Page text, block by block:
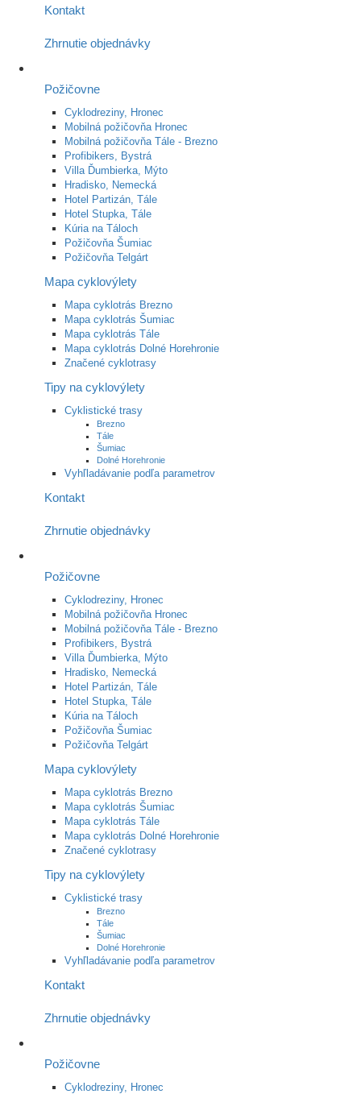
Kontakt
Zhrnutie objednávky
Požičovne
Cyklodreziny, Hronec
Mobilná požičovňa Hronec
Mobilná požičovňa Tále - Brezno
Profibikers, Bystrá
Villa Ďumbierka, Mýto
Hradisko, Nemecká
Hotel Partizán, Tále
Hotel Stupka, Tále
Kúria na Táloch
Požičovňa Šumiac
Požičovňa Telgárt
Mapa cyklovýlety
Mapa cyklotrás Brezno
Mapa cyklotrás Šumiac
Mapa cyklotrás Tále
Mapa cyklotrás Dolné Horehronie
Značené cyklotrasy
Tipy na cyklovýlety
Cyklistické trasy
Brezno
Tále
Šumiac
Dolné Horehronie
Vyhľladávanie podľa parametrov
Kontakt
Zhrnutie objednávky
Požičovne
Cyklodreziny, Hronec
Mobilná požičovňa Hronec
Mobilná požičovňa Tále - Brezno
Profibikers, Bystrá
Villa Ďumbierka, Mýto
Hradisko, Nemecká
Hotel Partizán, Tále
Hotel Stupka, Tále
Kúria na Táloch
Požičovňa Šumiac
Požičovňa Telgárt
Mapa cyklovýlety
Mapa cyklotrás Brezno
Mapa cyklotrás Šumiac
Mapa cyklotrás Tále
Mapa cyklotrás Dolné Horehronie
Značené cyklotrasy
Tipy na cyklovýlety
Cyklistické trasy
Brezno
Tále
Šumiac
Dolné Horehronie
Vyhľladávanie podľa parametrov
Kontakt
Zhrnutie objednávky
Požičovne
Cyklodreziny, Hronec